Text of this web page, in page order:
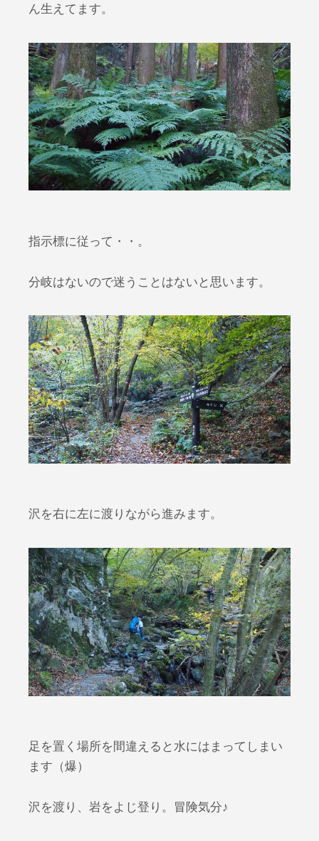
ん生えてます。
指示標に従って・・。
分岐はないので迷うことはないと思います。
沢を右に左に渡りながら進みます。
足を置く場所を間違えると水にはまってしまい
ます（爆）
沢を渡り、岩をよじ登り。冒険気分♪